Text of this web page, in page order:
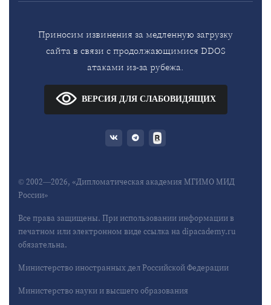
Приносим извинения за медленную загрузку
сайта в связи с продолжающимися DDOS
атаками из-за рубежа.
ВЕРСИЯ ДЛЯ СЛАБОВИДЯЩИХ
© 2002—2026, «Дипломатическая академия МГИМО МИД
России»
Все права защищены. При использовании информации в
печатном или электронном виде ссылка на dipacademy.ru
обязательна.
Министерство иностранных дел Российской Федерации
Министерство науки и высшего образования